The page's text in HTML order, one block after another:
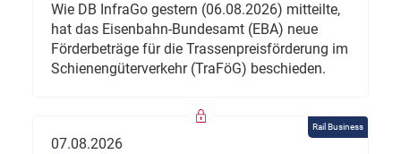
Wie DB InfraGo gestern (06.08.2026) mitteilte,
hat das Eisenbahn-Bundesamt (EBA) neue
Förderbeträge für die Trassenpreisförderung im
Schienengüterverkehr (TraFöG) beschieden.
Rail Business
07.08.2026